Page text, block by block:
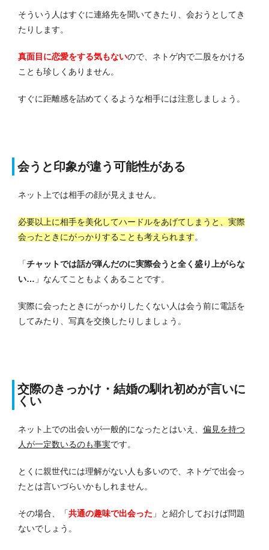
そういう人はすぐに連絡先を聞いてきたり、会おうとしてき
たりします。
真面目に恋愛をする気もないので、ネトゲ内で二股をかける
ことも珍しくありません。
すぐに距離感を詰めてくるような相手には注意しましょう。
会うと印象が違う可能性がある
ネット上では相手の顔が見えません。
必要以上に相手を美化してハードルをあげてしまうと、実際
会ったときにがっかりすることも考えられます。
「チャットでは話が弾んだのに実際会うと全く盛り上がらな
い… 」なんてこともよくあることです。
実際に会ったときにがっかりしたくない人は会う前に電話を
してみたり、写真を交換したりしましょう。
交際のきっかけ・結婚の馴れ初めが言いに
くい
ネット上での出会いが一般的になったとはいえ、 偏見を持つ
人が一定数いるのも事実です。
とくに親世代には理解がない人も多いので、ネトゲで出会っ
たとは言いづらいかもしれません。
その場合、「共通の趣味で出会った 」と紹介しておけば問題
ないでしょう。